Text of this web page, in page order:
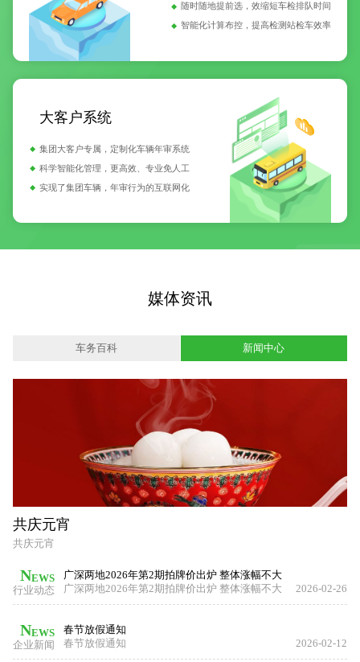
随时随地提前选，效缩短车检排队时间
智能化计算布控，提高检测站检车效率
大客户系统
集团大客户专属，定制化车辆年审系统
科学智能化管理，更高效、专业免人工
实现了集团车辆，年审行为的互联网化
媒体资讯
车务百科 新闻中心
13
11
共庆元宵
共庆元宵
NEWS
行业动态
广深两地2026年第2期拍牌价出炉 整体涨幅不大
广深两地2026年第2期拍牌价出炉 整体涨幅不大
2026-02-26
NEWS
企业新闻
春节放假通知
春节放假通知
2026-02-12